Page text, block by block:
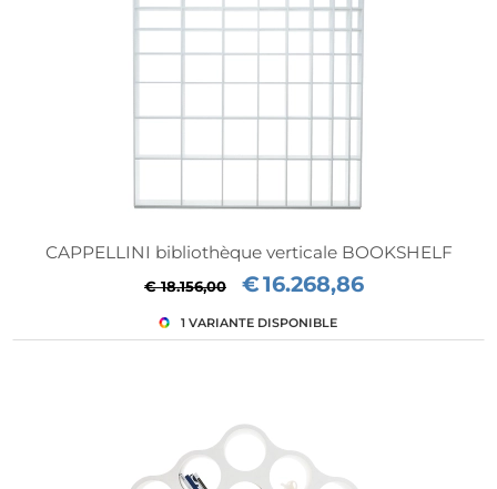
CAPPELLINI bibliothèque verticale BOOKSHELF
€ 18.156,00 €16.268,86